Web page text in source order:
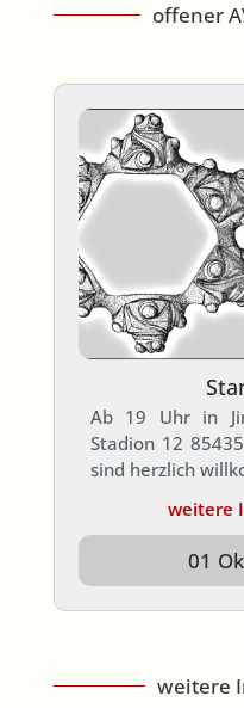
offener
Ab 19 Uhr in
Stadion 12
sind herzlich
weitere
01
weitere